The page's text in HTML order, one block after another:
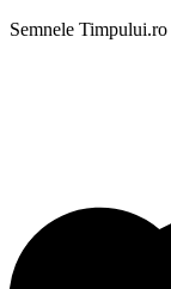
Semnele Timpului.ro